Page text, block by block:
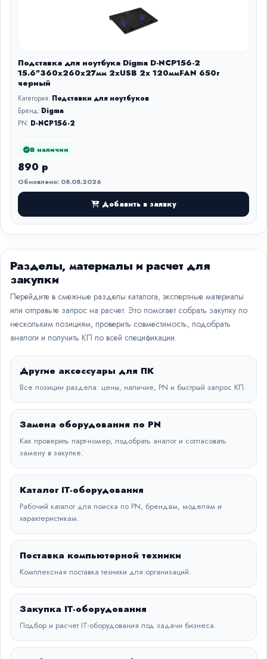
Подставка для ноутбука Digma D-NCP156-2
15.6"360x260x27мм 2xUSB 2x 120ммFAN 650г
черный
Категория: Подставки для ноутбуков
Бренд: Digma
PN: D-NCP156-2
В наличии
890 р
Обновлено: 08.08.2026
Добавить в заявку
Разделы, материалы и расчет для
закупки
Перейдите в смежные разделы каталога, экспертные материалы
или отправьте запрос на расчет. Это помогает собрать закупку по
нескольким позициям, проверить совместимость, подобрать
аналоги и получить КП по всей спецификации.
Другие аксессуары для ПК
Все позиции раздела: цены, наличие, PN и быстрый запрос КП.
Замена оборудования по PN
Как проверить парт-номер, подобрать аналог и согласовать
замену в закупке.
Каталог IT-оборудования
Рабочий каталог для поиска по PN, брендам, моделям и
характеристикам.
Поставка компьютерной техники
Комплексная поставка техники для организаций.
Закупка IT-оборудования
Подбор и расчет IT-оборудования под задачи бизнеса.